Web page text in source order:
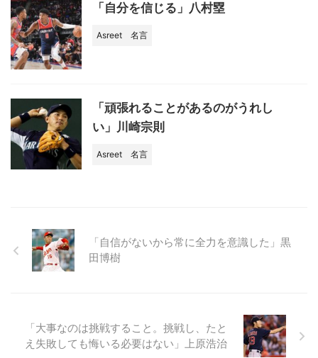
「自分を信じる」八村塁
Asreet 名言
「頑張れることがあるのがうれし
い」川崎宗則
Asreet 名言
「自信がないから常に全力を意識した」黒
田博樹
「大事なのは挑戦すること。挑戦し、たと
え失敗しても悔いる必要はない」上原浩治